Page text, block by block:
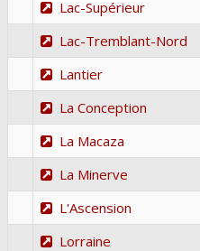
Lac-Supérieur
Lac-Tremblant-Nord
Lantier
La Conception
La Macaza
La Minerve
L'Ascension
Lorraine